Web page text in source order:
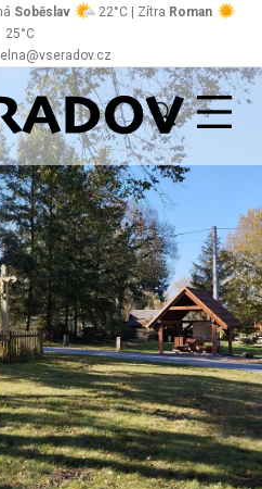
Soběslav 22°C | Zítra Roman
25°C